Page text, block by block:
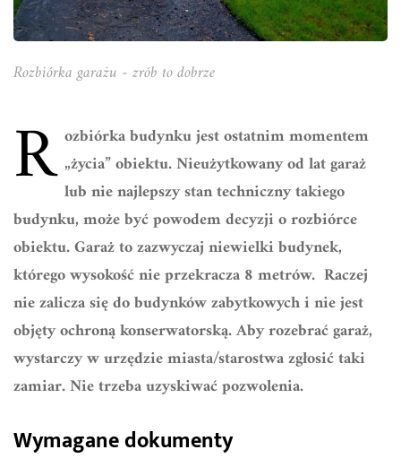
Rozbiórka garażu - zrób to dobrze
R ozbiórka budynku jest ostatnim momentem
„życia” obiektu. Nieużytkowany od lat garaż
lub nie najlepszy stan techniczny takiego
budynku, może być powodem decyzji o rozbiórce
obiektu. Garaż to zazwyczaj niewielki budynek,
którego wysokość nie przekracza 8 metrów. Raczej
nie zalicza się do budynków zabytkowych i nie jest
objęty ochroną konserwatorską. Aby rozebrać garaż,
wystarczy w urzędzie miasta/starostwa zgłosić taki
zamiar. Nie trzeba uzyskiwać pozwolenia.
Wymagane dokumenty